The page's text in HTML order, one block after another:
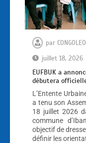
par CONGOLEO
juillet 18, 2026
EUFBUK a
débutera
L’Entente
a tenu son
18 juillet 2026
commune
objectif de
définir les